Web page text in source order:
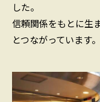
した。
信頼関係をもとに生
とつながっています。